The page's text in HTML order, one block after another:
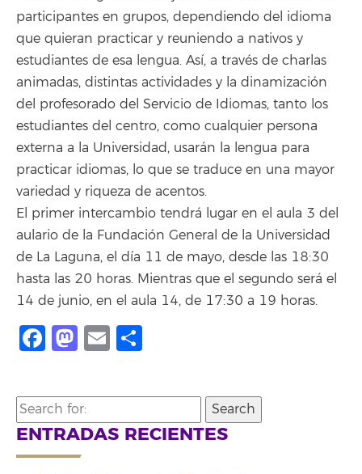
participantes en grupos, dependiendo del idioma
que quieran practicar y reuniendo a nativos y
estudiantes de esa lengua. Así, a través de charlas
animadas, distintas actividades y la dinamización
del profesorado del Servicio de Idiomas, tanto los
estudiantes del centro, como cualquier persona
externa a la Universidad, usarán la lengua para
practicar idiomas, lo que se traduce en una mayor
variedad y riqueza de acentos.
El primer intercambio tendrá lugar en el aula 3 del
aulario de la Fundación General de la Universidad
de La Laguna, el día 11 de mayo, desde las 18:30
hasta las 20 horas. Mientras que el segundo será el
14 de junio, en el aula 14, de 17:30 a 19 horas.
Facebook
Mastodon
Email
Search
for:
ENTRADAS RECIENTES